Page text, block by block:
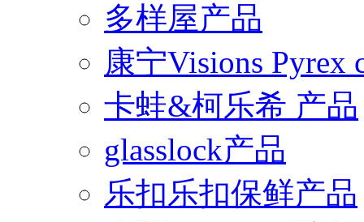
多样屋产品
康宁Visions Pyrex
卡蛙&柯乐希 产品
glasslock产品
乐扣乐扣保鲜产品